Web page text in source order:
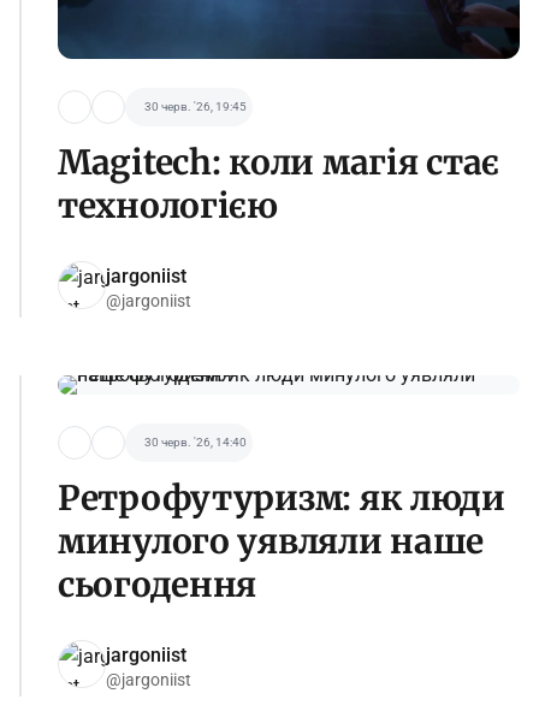
30 черв. '26, 19:45
Magitech: коли магія стає
технологією
jargoniist
@jargoniist
30 черв. '26, 14:40
Ретрофутуризм: як люди
минулого уявляли наше
сьогодення
jargoniist
@jargoniist